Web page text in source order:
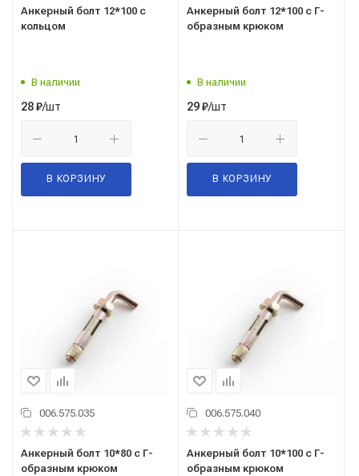
Анкерный болт 12*100 с
кольцом
В наличии
28₽/шт
В КОРЗИНУ
Анкерный болт 12*100 с Г-
образным крюком
В наличии
29₽/шт
В КОРЗИНУ
006.575.035
Анкерный болт 10*80 с Г-
образным крюком
006.575.040
Анкерный болт 10*100 с Г-
образным крюком